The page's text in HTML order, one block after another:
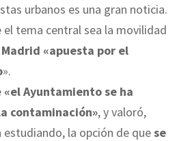
urbanos es una gran noticia.
el tema central sea la movilidad
Madrid «apuesta por el
».
«el Ayuntamiento se ha
contaminación», y valoró,
estudiando, la opción de quese